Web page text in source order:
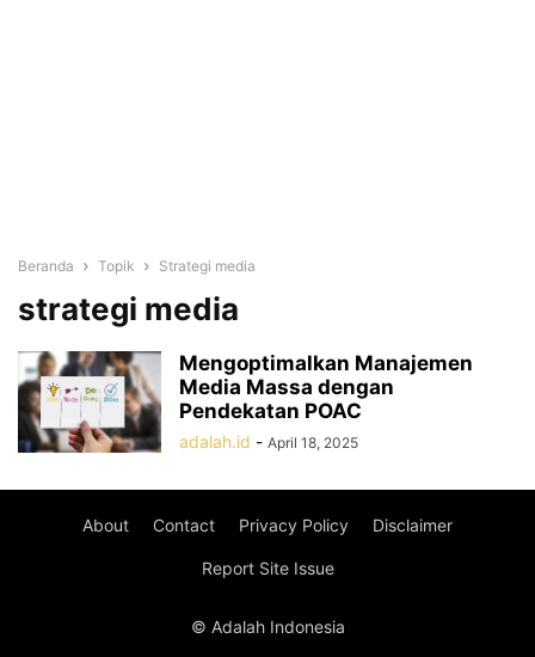
Beranda Topik Strategi media
strategi media
Mengoptimalkan Manajemen
Media Massa dengan
Pendekatan POAC
adalah.id - April 18, 2025
About Contact Privacy Policy Disclaimer
Report Site Issue
© Adalah Indonesia